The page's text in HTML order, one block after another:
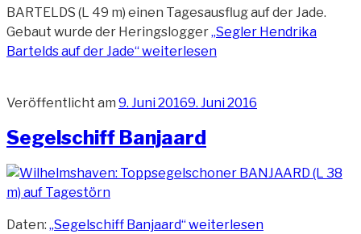
BARTELDS (L 49 m) einen Tagesausflug auf der Jade.
Gebaut wurde der Heringslogger„Segler Hendrika
Bartelds auf der Jade“weiterlesen
Veröffentlicht am 9. Juni 20169. Juni 2016
Segelschiff Banjaard
Daten: „Segelschiff Banjaard“weiterlesen